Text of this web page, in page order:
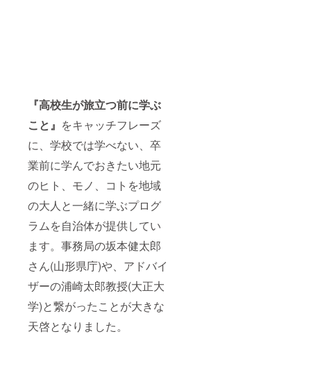
『高校生が旅立つ前に学ぶ
こと』 をキャッチフレーズ
に、学校では学べない、卒
業前に学んでおきたい地元
のヒト、モノ、コトを地域
の大人と一緒に学ぶプログ
ラムを自治体が提供してい
ます。事務局の坂本健太郎
さん(山形県庁)や、アドバイ
ザーの浦崎太郎教授(大正大
学)と繋がったことが大きな
天啓となりました。